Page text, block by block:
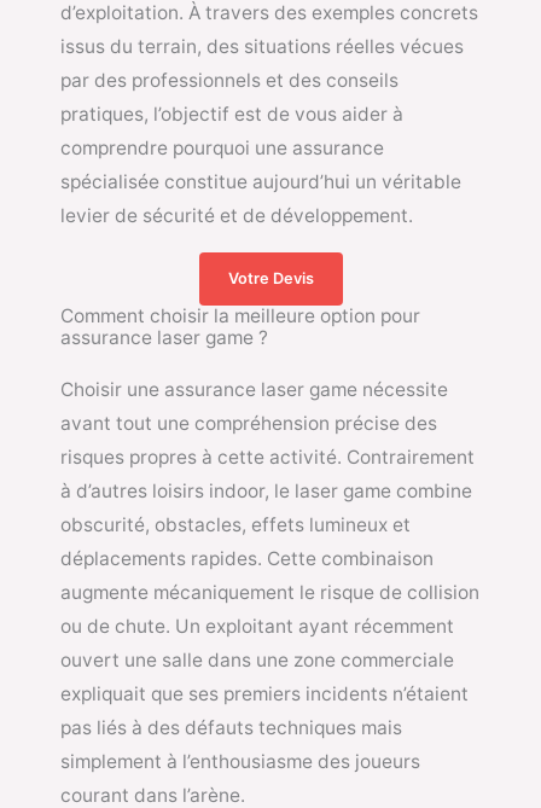
d’exploitation. À travers des exemples concrets
issus du terrain, des situations réelles vécues
par des professionnels et des conseils
pratiques, l’objectif est de vous aider à
comprendre pourquoi une assurance
spécialisée constitue aujourd’hui un véritable
levier de sécurité et de développement.
Votre Devis
Comment choisir la meilleure option pour
assurance laser game ?
Choisir une assurance laser game nécessite
avant tout une compréhension précise des
risques propres à cette activité. Contrairement
à d’autres loisirs indoor, le laser game combine
obscurité, obstacles, effets lumineux et
déplacements rapides. Cette combinaison
augmente mécaniquement le risque de collision
ou de chute. Un exploitant ayant récemment
ouvert une salle dans une zone commerciale
expliquait que ses premiers incidents n’étaient
pas liés à des défauts techniques mais
simplement à l’enthousiasme des joueurs
courant dans l’arène.